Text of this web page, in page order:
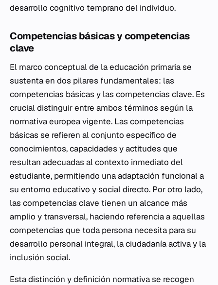
desarrollo cognitivo temprano del individuo.
Competencias básicas y competencias
clave
El marco conceptual de la educación primaria se
sustenta en dos pilares fundamentales: las
competencias básicas y las competencias clave. Es
crucial distinguir entre ambos términos según la
normativa europea vigente. Las competencias
básicas se refieren al conjunto específico de
conocimientos, capacidades y actitudes que
resultan adecuadas al contexto inmediato del
estudiante, permitiendo una adaptación funcional a
su entorno educativo y social directo. Por otro lado,
las competencias clave tienen un alcance más
amplio y transversal, haciendo referencia a aquellas
competencias que toda persona necesita para su
desarrollo personal integral, la ciudadanía activa y la
inclusión social.
Esta distinción y definición normativa se recogen